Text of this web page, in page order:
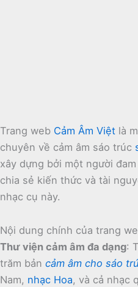
Trang web Cảm Âm Việt là
chuyên về cảm âm sáo trúc
xây dựng bởi một người
chia sẻ kiến thức và tài
nhạc cụ này.
Nội dung chính của trang
Thư viện cảm âm đa dạng:
trăm bản cảm âm cho sáo
Nam, nhạc Hoa, và cả nhạc